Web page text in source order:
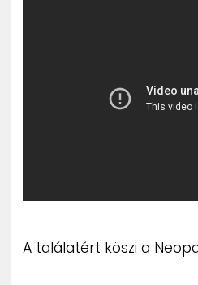
PR-
A találatért köszi a